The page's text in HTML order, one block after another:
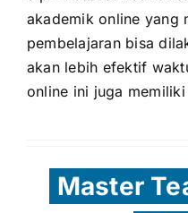
akademik online yang
pembelajaran bisa
akan lebih efektif
online ini juga
Master